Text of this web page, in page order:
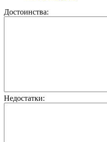
Достоинства:
Недостатки: